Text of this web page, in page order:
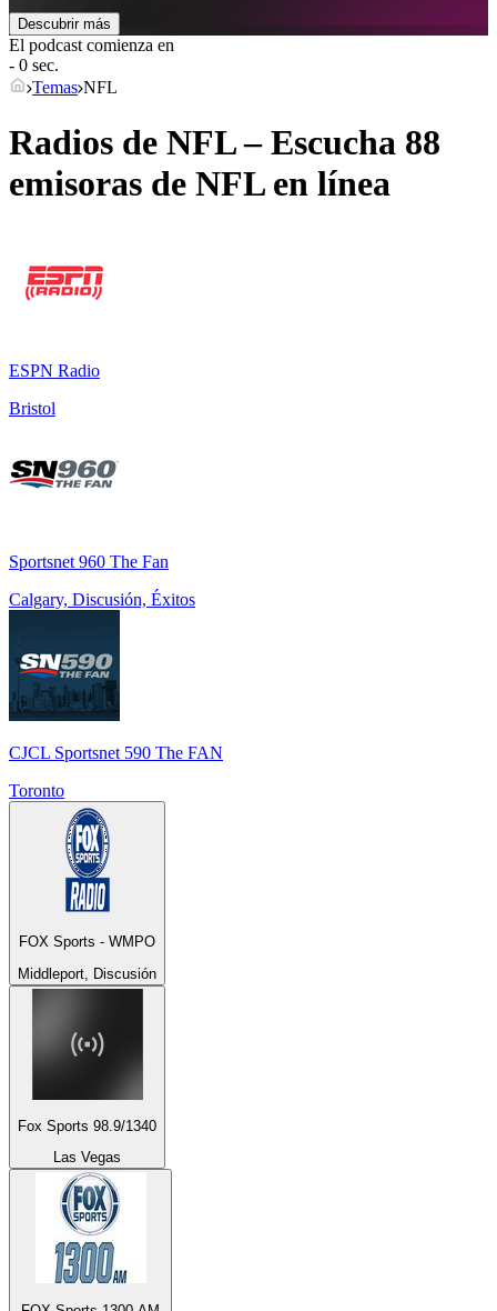
Descubrir más
El podcast comienza en
- 0 sec.
Temas NFL
Radios de NFL – Escucha 88
emisoras de NFLen línea
ESPN Radio
Bristol
Sportsnet 960 The Fan
Calgary, Discusión, Éxitos
CJCL Sportsnet 590 The FAN
Toronto
FOX Sports - WMPO
Middleport, Discusión
Fox Sports 98.9/1340
Las Vegas